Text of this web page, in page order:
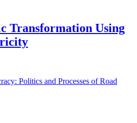
Transformation Using